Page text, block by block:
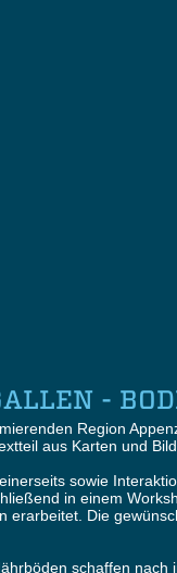
-
Region
aus Karten und
sowie
in einem
Die
schaffen